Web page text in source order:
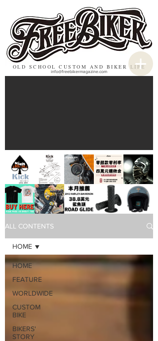
OLD SCHOOL CUSTOM AND BIKER LIFE
info@freebikermagazine.com
ALL CONTENTS
HOME
FEATURE
WORLDWIDE
CUSTOM
BIKE
BIKERS'
STORY
HOME